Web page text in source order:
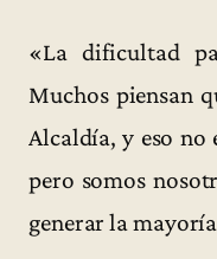
«La dificultad
Muchos piensan
Alcaldía, y eso no
pero somos
generar la